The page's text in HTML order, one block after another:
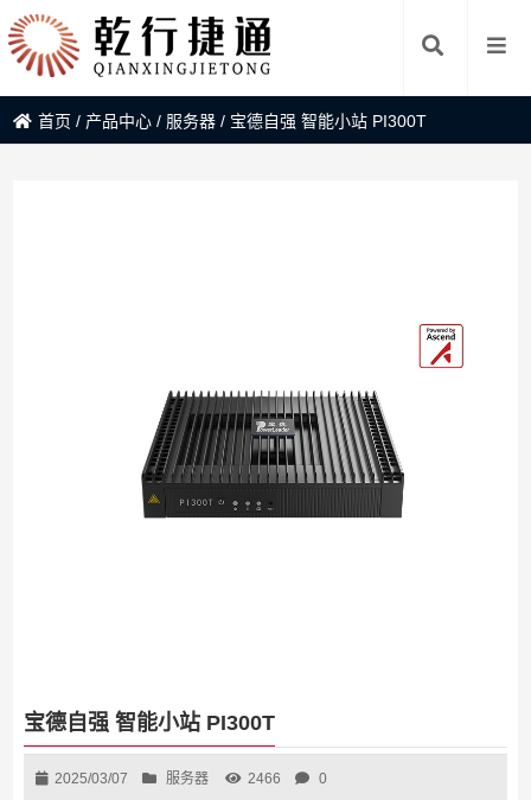
首页 / 产品中心 / 服务器 / 宝德自强 智能小站 PI300T
宝德自强 智能小站 PI300T
2025/03/07 服务器 2466 0